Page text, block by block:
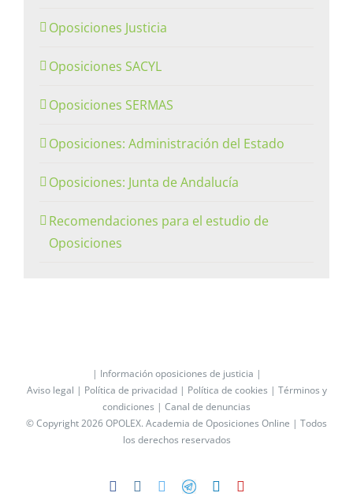
Oposiciones Justicia
Oposiciones SACYL
Oposiciones SERMAS
Oposiciones: Administración del Estado
Oposiciones: Junta de Andalucía
Recomendaciones para el estudio de
Oposiciones
| Información oposiciones de justicia |
Aviso legal | Política de privacidad | Política de cookies | Términos y
condiciones | Canal de denuncias
© Copyright 2026 OPOLEX. Academia de Oposiciones Online | Todos
los derechos reservados
FacebookInstagram
Twitter
TelegramLinkedIn